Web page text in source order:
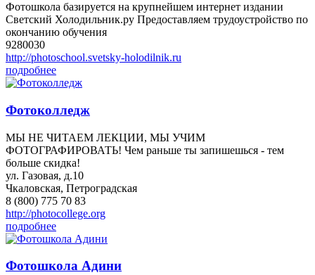
Фотошкола базируется на крупнейшем интернет издании
Светский Холодильник.ру Предоставляем трудоустройство по
окончанию обучения
9280030
http://photoschool.svetsky-holodilnik.ru
подробнее
Фотоколледж
МЫ НЕ ЧИТАЕМ ЛЕКЦИИ, МЫ УЧИМ
ФОТОГРАФИРОВАТЬ! Чем раньше ты запишешься - тем
больше скидка!
ул. Газовая, д.10
Чкаловская, Петроградская
8 (800) 775 70 83
http://photocollege.org
подробнее
Фотошкола Адини